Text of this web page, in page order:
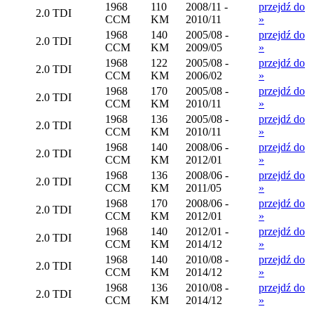
2.0 TDI
1968
CCM
110
KM
2008/11 -
2010/11
przejdź do
»
2.0 TDI
1968
CCM
140
KM
2005/08 -
2009/05
przejdź do
»
2.0 TDI
1968
CCM
122
KM
2005/08 -
2006/02
przejdź do
»
2.0 TDI
1968
CCM
170
KM
2005/08 -
2010/11
przejdź do
»
2.0 TDI
1968
CCM
136
KM
2005/08 -
2010/11
przejdź do
»
2.0 TDI
1968
CCM
140
KM
2008/06 -
2012/01
przejdź do
»
2.0 TDI
1968
CCM
136
KM
2008/06 -
2011/05
przejdź do
»
2.0 TDI
1968
CCM
170
KM
2008/06 -
2012/01
przejdź do
»
2.0 TDI
1968
CCM
140
KM
2012/01 -
2014/12
przejdź do
»
2.0 TDI
1968
CCM
140
KM
2010/08 -
2014/12
przejdź do
»
2.0 TDI
1968
CCM
136
KM
2010/08 -
2014/12
przejdź do
»